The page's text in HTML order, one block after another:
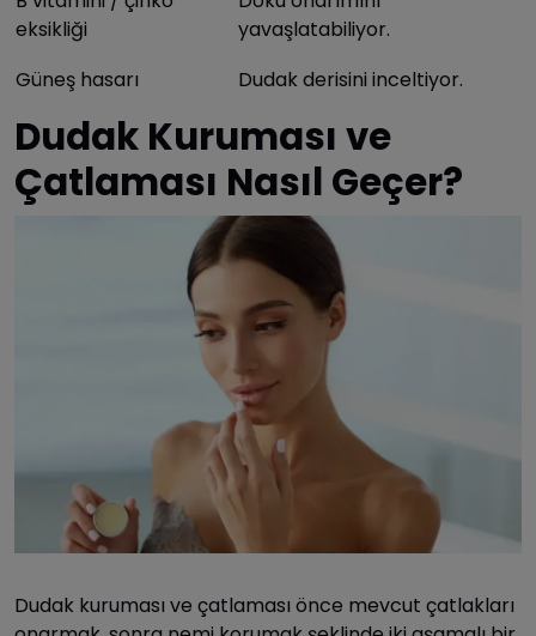
eksikliği
yavaşlatabiliyor.
Güneş hasarı
Dudak derisini inceltiyor.
Dudak Kuruması ve
Çatlaması Nasıl Geçer?
Dudak kuruması ve çatlaması önce mevcut çatlakları